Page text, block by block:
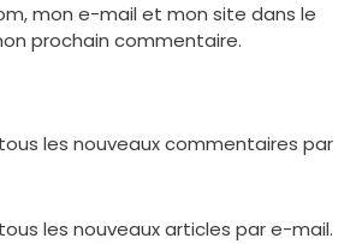
mon e-mail et mon site dans le
prochain commentaire.
les nouveaux commentaires par
les nouveaux articles par e-mail.